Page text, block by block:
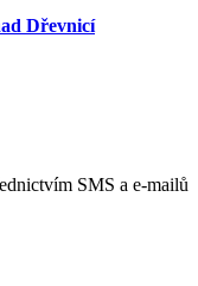
Dřevnicí
SMS a e-mailů